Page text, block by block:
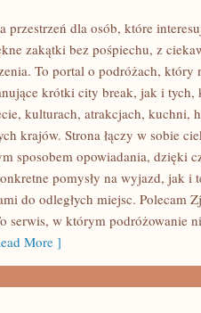
przestrzeń dla osób, które
zakątki bez pośpiechu, z
To portal o podróżach, który
krótki city break, jak i tych,
kulturach, atrakcjach, kuchni,
krajów. Strona łączy w sobie
sposobem opowiadania, dzięki
pomysły na wyjazd, jak i
do odległych miejsc. Polecam
serwis, w którym podróżowanie
More ]